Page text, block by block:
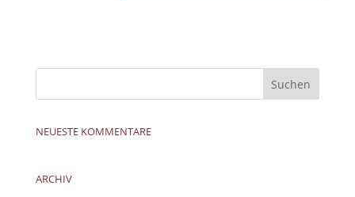
NEUESTE KOMMENTARE
ARCHIV